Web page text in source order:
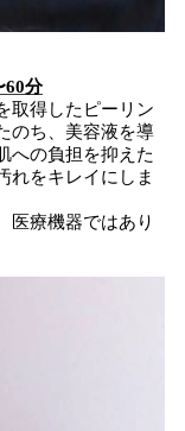
60分
取得したピーリン
のち、美容液を導
への負担を抑えた
れをキレイにしま
医療機器ではあり